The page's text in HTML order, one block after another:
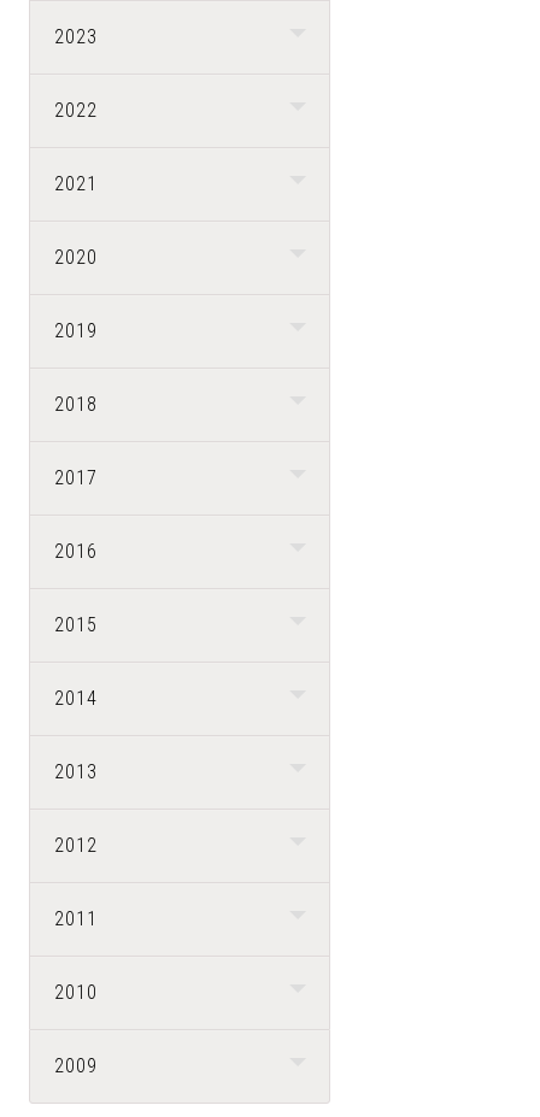
2023
2022
2021
2020
2019
2018
2017
2016
2015
2014
2013
2012
2011
2010
2009